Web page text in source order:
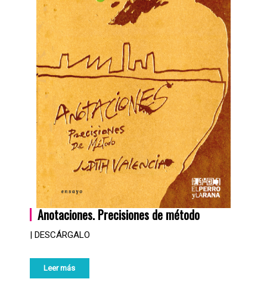
Anotaciones. Precisiones de método
| DESCÁRGALO
Leer más